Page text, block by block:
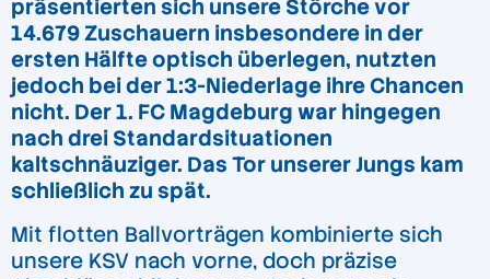
präsentierten sich unsere Störche vor
14.679 Zuschauern insbesondere in der
ersten Hälfte optisch überlegen, nutzten
jedoch bei der 1:3-Niederlage ihre Chancen
nicht. Der 1. FC Magdeburg war hingegen
nach drei Standardsituationen
kaltschnäuziger. Das Tor unserer Jungs kam
schließlich zu spät.
Mit flotten Ballvorträgen kombinierte sich
unsere KSV nach vorne, doch präzise